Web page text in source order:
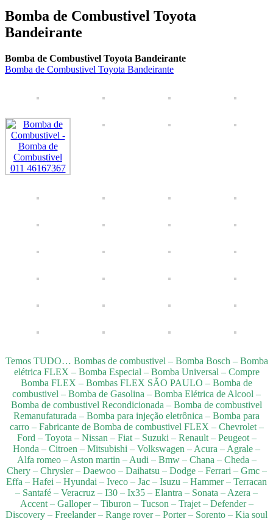
Bomba de Combustivel Toyota
Bandeirante
Bomba de Combustivel Toyota Bandeirante
Bomba de Combustivel Toyota Bandeirante
Temos TUDO… Bombas de combustivel – Bomba Bosch – Bomba
elétrica FLEX – Bomba Especial – Bomba Universal – Compre
Bomba FLEX – Bombas FLEX SÃO PAULO – Bomba de
combustivel – Bomba de Gasolina – Bomba Elétrica de Alcool –
Bomba de combustivel Recondicionada – Bomba de combustivel
Remanufaturada – Bomba para injeção eletrônica – Bomba para
carro – Fabricante de Bomba de combustivel FLEX – Chevrolet –
Ford – Toyota – Nissan – Fiat – Suzuki – Renault – Peugeot –
Honda – Citroen – Mitsubishi – Volkswagen – Acura – Agrale –
Alfa romeo – Aston martin – Audi – Bmw – Chana – Cheda –
Chery – Chrysler – Daewoo – Daihatsu – Dodge – Ferrari – Gmc –
Effa – Hafei – Hyundai – Iveco – Jac – Isuzu – Hammer – Terracan
– Santafé – Veracruz – I30 – Ix35 – Elantra – Sonata – Azera –
Accent – Galloper – Tiburon – Tucson – Trajet – Defender –
Discovery – Freelander – Range rover – Porter – Sorento – Kia soul